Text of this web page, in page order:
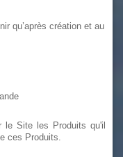
qu’après création et au
le Site les Produits qu'il
ces Produits.